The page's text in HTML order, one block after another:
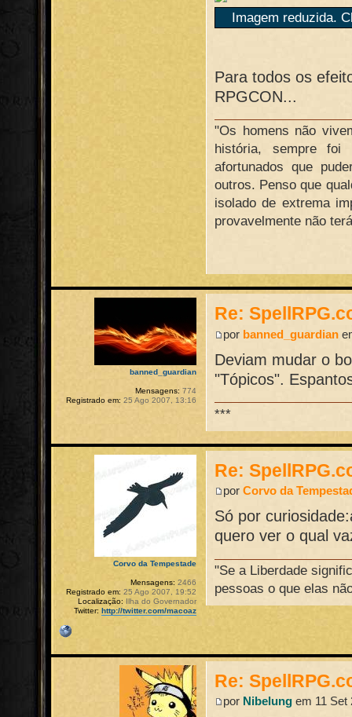
Imagem reduzida.
Para todos os
RPGCON...
"Os homens não
história, sempre foi
afortunados que
outros. Penso que
isolado de extrema
provavelmente não
Re:
por banned_guardian
Deviam mudar o
"Tópicos".
***
banned_guardian
Mensagens: 774
Registrado em: 25 Ago 2007, 13:16
Re:
porCorvo da
Só por
quero ver o qual
"Se a Liberdade
pessoas o que elas
Corvo da Tempestade
Mensagens: 2466
Registrado em: 25 Ago 2007, 19:52
Localização: Ilha do Governador
Twitter: http://twitter.com/macoaz
Re:
por Nibelung em 11 Set